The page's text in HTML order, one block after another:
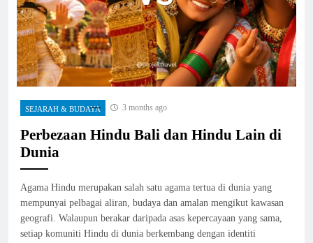
SEJARAH & BUDAYA 3 months ago
Perbezaan Hindu Bali dan Hindu Lain di
Dunia
Agama Hindu merupakan salah satu agama tertua di dunia yang
mempunyai pelbagai aliran, budaya dan amalan mengikut kawasan
geografi. Walaupun berakar daripada asas kepercayaan yang sama,
setiap komuniti Hindu di dunia berkembang dengan identiti